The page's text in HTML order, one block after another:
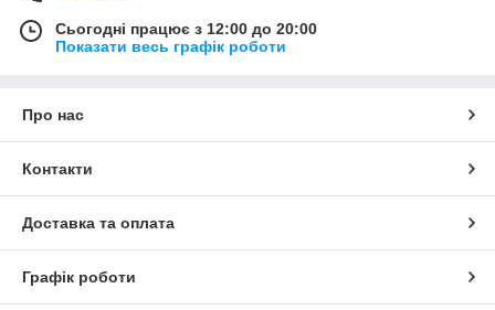
Сьогодні працює з 12:00 до 20:00
Показати весь графік роботи
Про нас
Контакти
Доставка та оплата
Графік роботи